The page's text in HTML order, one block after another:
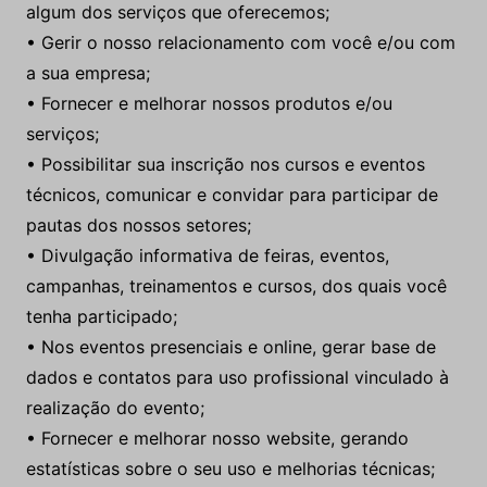
algum dos serviços que oferecemos;
• Gerir o nosso relacionamento com você e/ou com
a sua empresa;
• Fornecer e melhorar nossos produtos e/ou
serviços;
• Possibilitar sua inscrição nos cursos e eventos
técnicos, comunicar e convidar para participar de
pautas dos nossos setores;
• Divulgação informativa de feiras, eventos,
campanhas, treinamentos e cursos, dos quais você
tenha participado;
• Nos eventos presenciais e online, gerar base de
dados e contatos para uso profissional vinculado à
realização do evento;
• Fornecer e melhorar nosso website, gerando
estatísticas sobre o seu uso e melhorias técnicas;